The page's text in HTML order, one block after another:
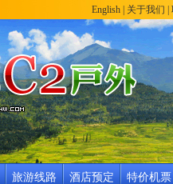
English 关于我们
旅游线路 酒店预定 特价机票